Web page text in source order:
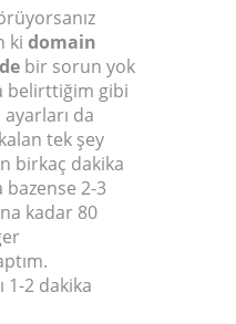
ki domain
bir sorun yok
belirttiğim gibi
da
tek şey
birkaç dakika
bazense 2-3
kadar 80
1-2 dakika